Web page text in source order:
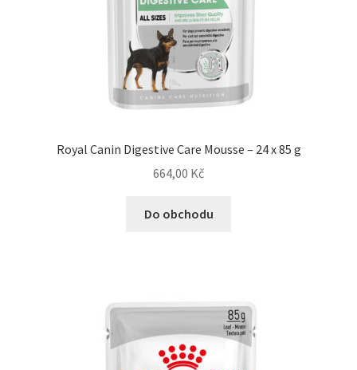
Fontány pro kočky
Granule pro kočky
Odpočívadla pro kočky
Royal Canin Digestive Care Mousse – 24 x 85 g
664,00 Kč
Do obchodu